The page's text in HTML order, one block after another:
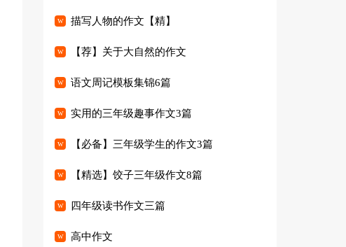
描写人物的作文【精】
【荐】关于大自然的作文
语文周记模板集锦6篇
实用的三年级趣事作文3篇
【必备】三年级学生的作文3篇
【精选】饺子三年级作文8篇
四年级读书作文三篇
高中作文